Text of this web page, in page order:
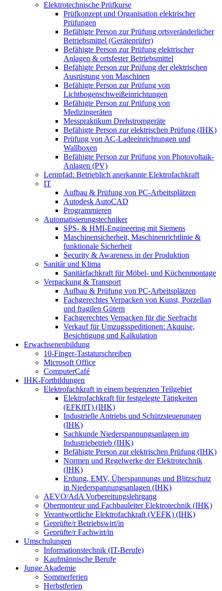
Elektrotechnische Prüfkurse
Prüfkonzept und Organisation elektrischer
Prüfungen
Befähigte Person zur Prüfung ortsveränderlicher
Betriebsmittel (Geräteprüfer)
Befähigte Person zur Prüfung elektrischer
Anlagen & ortsfester Betriebsmittel
Befähigte Person zur Prüfung der elektrischen
Ausrüstung von Maschinen
Befähigte Person zur Prüfung von
Lichtbogenschweißeinrichtungen
Befähigte Person zur Prüfung von
Medizingeräten
Messpraktikum Drehstromgeräte
Befähigte Person zur elektrischen Prüfung (IHK)
Prüfung von AC-Ladeeinrichtungen und
Wallboxen
Befähigte Person zur Prüfung von Photovoltaik-
Anlagen (PV)
Lernpfad: Betrieblich anerkannte Elektrofachkraft
IT
Aufbau & Prüfung von PC-Arbeitsplätzen
Autodesk AutoCAD
Programmieren
Automatisierungstechniker
SPS‑ & HMI‑Engineering mit Siemens
Maschinensicherheit, Maschinenrichtlinie &
funktionale Sicherheit
Security & Awareness in der Produktion
Sanitär und Klima
Sanitärfachkraft für Möbel- und Küchenmontage
Verpackung & Transport
Aufbau & Prüfung von PC-Arbeitsplätzen
Fachgerechtes Verpacken von Kunst, Porzellan
und fragilen Gütern
Fachgerechtes Verpacken für die Seefracht
Verkauf für Umzugsspeditionen: Akquise,
Besichtigung und Kalkulation
Erwachsenenbildung
10-Finger-Tastaturschreiben
Microsoft Office
ComputerCafé
IHK-Fortbildungen
Elektrofachkraft in einem begrenzten Teilgebiet
Elektrofachkraft für festgelegte Tätigkeiten
(EFKffT) (IHK)
Industrielle Antriebs und Schützsteuerungen
(IHK)
Sachkunde Niederspannungsanlagen im
Industriebetrieb (IHK)
Befähigte Person zur elektrischen Prüfung (IHK)
Normen und Regelwerke der Elektrotechnik
(IHK)
Erdung, EMV, Überspannungs und Blitzschutz
in Niederspannungsanlagen (IHK)
AEVO/AdA Vorbereitungslehrgang
Obermonteur und Fachbauleiter Elektrotechnik (IHK)
Verantwortliche Elektrofachkraft (VEFK) (IHK)
Geprüfte/r Betriebswirt/in
Geprüfte/r Fachwirt/in
Umschulungen
Informationstechnik (IT-Berufe)
Kaufmännische Berufe
Junge Akademie
Sommerferien
Herbstferien